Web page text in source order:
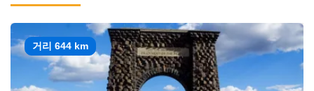
거리 644 km